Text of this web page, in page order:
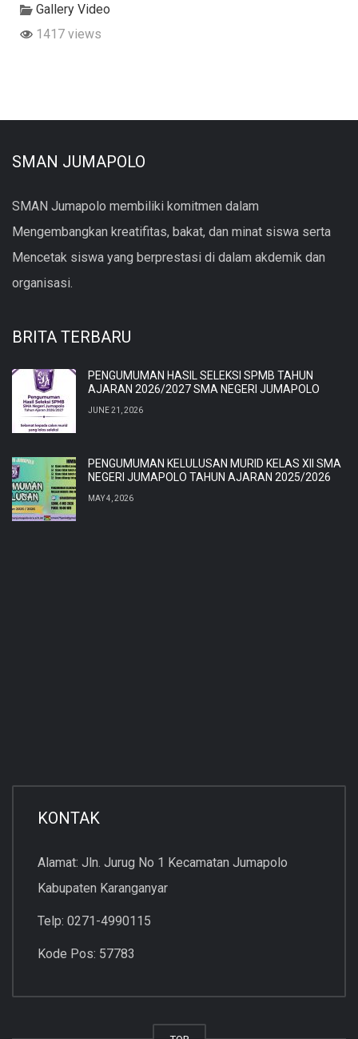
Gallery Video
1417 views
SMAN JUMAPOLO
SMAN Jumapolo membiliki komitmen dalam
Mengembangkan kreatifitas, bakat, dan minat siswa serta
Mencetak siswa yang berprestasi di dalam akdemik dan
organisasi.
BRITA TERBARU
PENGUMUMAN HASIL SELEKSI SPMB TAHUN
AJARAN 2026/2027 SMA NEGERI JUMAPOLO
JUNE 21, 2026
PENGUMUMAN KELULUSAN MURID KELAS XII SMA
NEGERI JUMAPOLO TAHUN AJARAN 2025/2026
MAY 4, 2026
KONTAK
Alamat: Jln. Jurug No 1 Kecamatan Jumapolo
Kabupaten Karanganyar
Telp: 0271-4990115
Kode Pos: 57783